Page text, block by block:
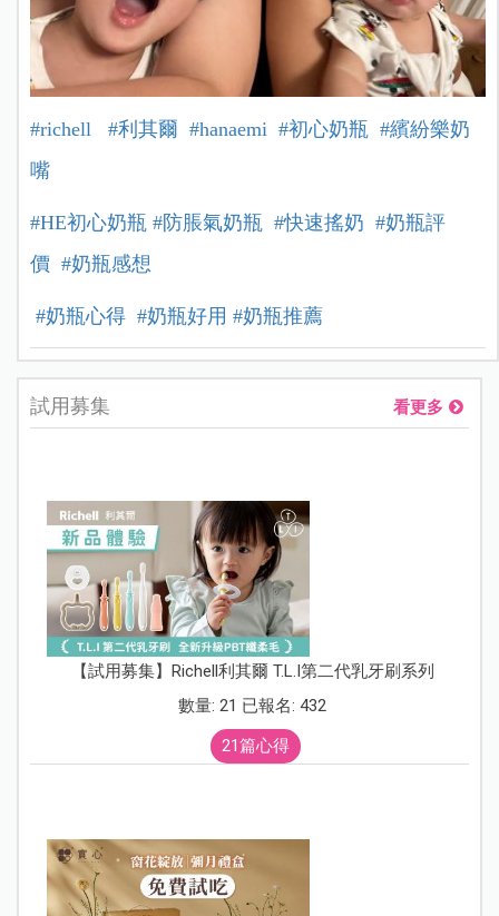
#richell #利其爾 #hanaemi #初心奶瓶 #繽紛樂奶
嘴
#HE初心奶瓶 #防脹氣奶瓶 #快速搖奶 #奶瓶評
價 #奶瓶感想
#奶瓶心得 #奶瓶好用 #奶瓶推薦
試用募集 看更多
【試用募集】Richell利其爾 T.L.I第二代乳牙刷系列
數量: 21 已報名: 432
21篇心得